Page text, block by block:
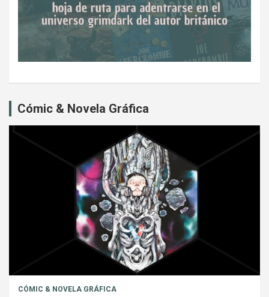
Cómic & Novela Gráfica
CÓMIC & NOVELA GRÁFICA